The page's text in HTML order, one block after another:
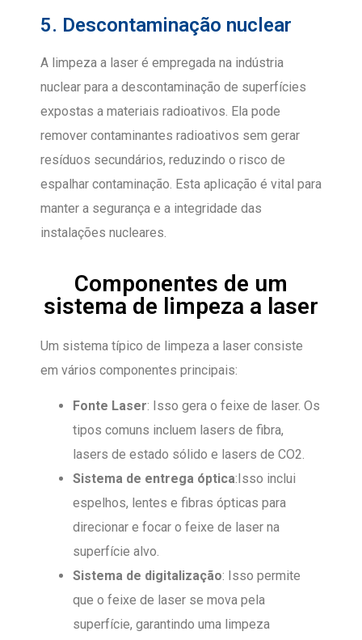
5. Descontaminação nuclear
A limpeza a laser é empregada na indústria
nuclear para a descontaminação de superfícies
expostas a materiais radioativos. Ela pode
remover contaminantes radioativos sem gerar
resíduos secundários, reduzindo o risco de
espalhar contaminação. Esta aplicação é vital para
manter a segurança e a integridade das
instalações nucleares.
Componentes de um
sistema de limpeza a laser
Um sistema típico de limpeza a laser consiste
em vários componentes principais:
Fonte Laser: Isso gera o feixe de laser. Os
tipos comuns incluem lasers de fibra,
lasers de estado sólido e lasers de CO2.
Sistema de entrega óptica:Isso inclui
espelhos, lentes e fibras ópticas para
direcionar e focar o feixe de laser na
superfície alvo.
Sistema de digitalização: Isso permite
que o feixe de laser se mova pela
superfície, garantindo uma limpeza